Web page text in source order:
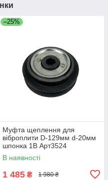
–25%
Муфта щеплення для
віброплити D-129мм d-20мм
шпонка 1B Арт3524
В наявності
1 485 ₴ 1 980 ₴